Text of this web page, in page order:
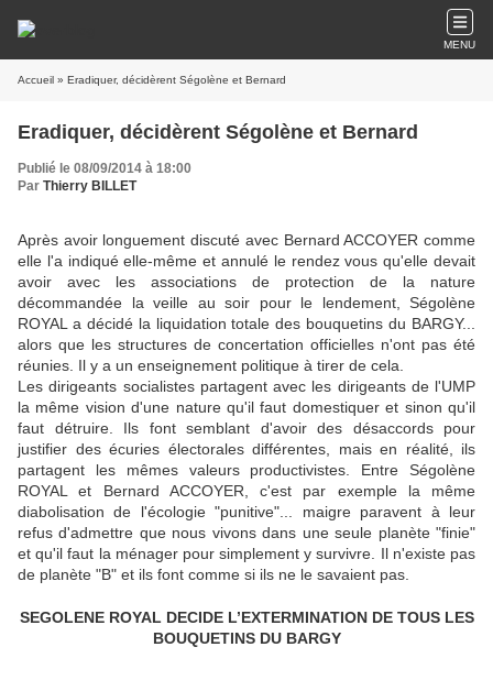
MENU
Accueil » Eradiquer, décidèrent Ségolène et Bernard
Eradiquer, décidèrent Ségolène et Bernard
Publié le 08/09/2014 à 18:00
Par Thierry BILLET
Après avoir longuement discuté avec Bernard ACCOYER comme
elle l'a indiqué elle-même et annulé le rendez vous qu'elle devait
avoir avec les associations de protection de la nature
décommandée la veille au soir pour le lendement, Ségolène
ROYAL a décidé la liquidation totale des bouquetins du BARGY...
alors que les structures de concertation officielles n'ont pas été
réunies. Il y a un enseignement politique à tirer de cela.
Les dirigeants socialistes partagent avec les dirigeants de l'UMP
la même vision d'une nature qu'il faut domestiquer et sinon qu'il
faut détruire. Ils font semblant d'avoir des désaccords pour
justifier des écuries électorales différentes, mais en réalité, ils
partagent les mêmes valeurs productivistes. Entre Ségolène
ROYAL et Bernard ACCOYER, c'est par exemple la même
diabolisation de l'écologie "punitive"... maigre paravent à leur
refus d'admettre que nous vivons dans une seule planète "finie"
et qu'il faut la ménager pour simplement y survivre. Il n'existe pas
de planète "B" et ils font comme si ils ne le savaient pas.
SEGOLENE ROYAL DECIDE L’EXTERMINATION DE TOUS LES
BOUQUETINS DU BARGY